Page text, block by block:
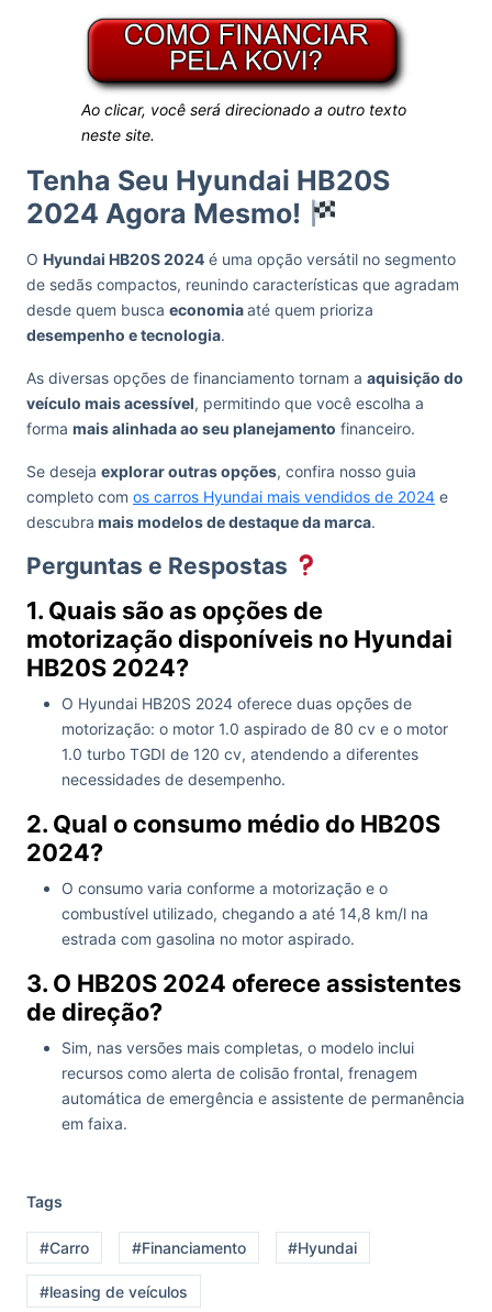
Ao clicar, você será direcionado a outro texto
neste site.
Tenha Seu Hyundai HB20S
2024 Agora Mesmo!
O Hyundai HB20S 2024 é uma opção versátil no segmento
de sedãs compactos, reunindo características que agradam
desde quem busca economiaaté quem prioriza
desempenho e tecnologia.
As diversas opções de financiamento tornam a aquisição do
veículo mais acessível, permitindo que você escolha a
forma mais alinhada ao seu planejamento financeiro.
Se deseja explorar outras opções, confira nosso guia
completo com os carros Hyundai mais vendidos de 2024 e
descubra mais modelos de destaque da marca.
Perguntas e Respostas
1. Quais são as opções de
motorização disponíveis no Hyundai
HB20S 2024?
O Hyundai HB20S 2024 oferece duas opções de
motorização: o motor 1.0 aspirado de 80 cv e o motor
1.0 turbo TGDI de 120 cv, atendendo a diferentes
necessidades de desempenho.
2. Qual o consumo médio do HB20S
2024?
O consumo varia conforme a motorização e o
combustível utilizado, chegando a até 14,8 km/l na
estrada com gasolina no motor aspirado.
3. O HB20S 2024 oferece assistentes
de direção?
Sim, nas versões mais completas, o modelo inclui
recursos como alerta de colisão frontal, frenagem
automática de emergência e assistente de permanência
em faixa.
Tags
#Carro #Financiamento #Hyundai
#leasing de veículos